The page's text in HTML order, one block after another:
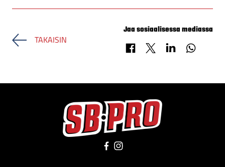
TAKAISIN
Jaa sosiaalisessa mediassa
Jaa FacebookissaJaa X-palvelussaJaa LinkedInissä
Facebook